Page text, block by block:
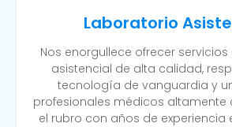
Laboratorio
Nos enorgullece ofrecer
asistencial de alta calidad,
tecnología de vanguardia y
profesionales médicos
el rubro con años de experiencia